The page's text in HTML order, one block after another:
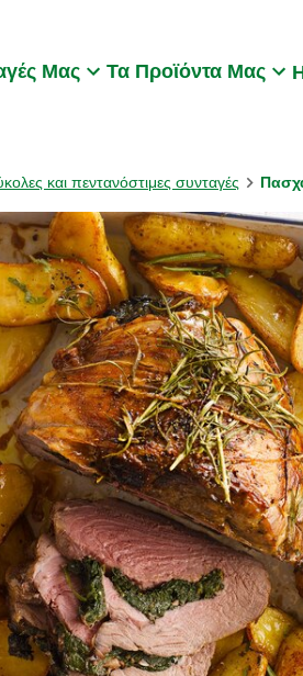
Μας Τα Προϊόντα Μας
και πεντανόστιμες συνταγές